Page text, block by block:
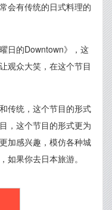
会有传统的日式料理的
日的Downtown》，这
观众大笑，在这个节目
传统，这个节目的形式
，这个节目的形式更为
加感兴趣，模仿各种城
如果你去日本旅游。